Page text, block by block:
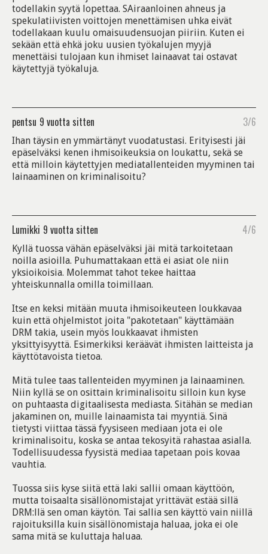
todellakin syytä lopettaa. SAiraanloinen ahneus ja
spekulatiivisten voittojen menettämisen uhka eivät
todellakaan kuulu omaisuudensuojan piiriin. Kuten ei
sekään että ehkä joku uusien työkalujen myyjä
menettäisi tulojaan kun ihmiset lainaavat tai ostavat
käytettyjä työkaluja.
pentsu 9 vuotta sitten 3/6
Ihan täysin en ymmärtänyt vuodatustasi. Erityisesti jäi
epäselväksi kenen ihmisoikeuksia on loukattu, sekä se
että milloin käytettyjen mediatallenteiden myyminen tai
lainaaminen on kriminalisoitu?
Lumikki 9 vuotta sitten 4/6
Kyllä tuossa vähän epäselväksi jäi mitä tarkoitetaan
noilla asioilla. Puhumattakaan että ei asiat ole niin
yksioikoisia. Molemmat tahot tekee haittaa
yhteiskunnalla omilla toimillaan.
Itse en keksi mitään muuta ihmisoikeuteen loukkavaa
kuin että ohjelmistot joita "pakotetaan" käyttämään
DRM takia, usein myös loukkaavat ihmisten
yksittyisyyttä. Esimerkiksi keräävät ihmisten laitteista ja
käyttötavoista tietoa.
Mitä tulee taas tallenteiden myyminen ja lainaaminen.
Niin kyllä se on osittain kriminalisoitu silloin kun kyse
on puhtaasta digitaalisesta mediasta. Sitähän se median
jakaminen on, muille lainaamista tai myyntiä. Sinä
tietysti viittaa tässä fyysiseen mediaan jota ei ole
kriminalisoitu, koska se antaa tekosyitä rahastaa asialla.
Todellisuudessa fyysistä mediaa tapetaan pois kovaa
vauhtia.
Tuossa siis kyse siitä että laki sallii omaan käyttöön,
mutta toisaalta sisällönomistajat yrittävät estää sillä
DRM:llä sen oman käytön. Tai sallia sen käyttö vain niillä
rajoituksilla kuin sisällönomistaja haluaa, joka ei ole
sama mitä se kuluttaja haluaa.